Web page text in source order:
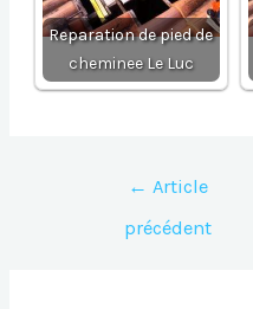
Reparation de pied de
cheminee Le Luc
Navigation
l’article
← Article
précédent